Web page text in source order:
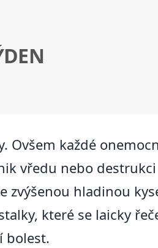
Ovšem každé
vředu nebo
hladinou
které se laicky
bolest.